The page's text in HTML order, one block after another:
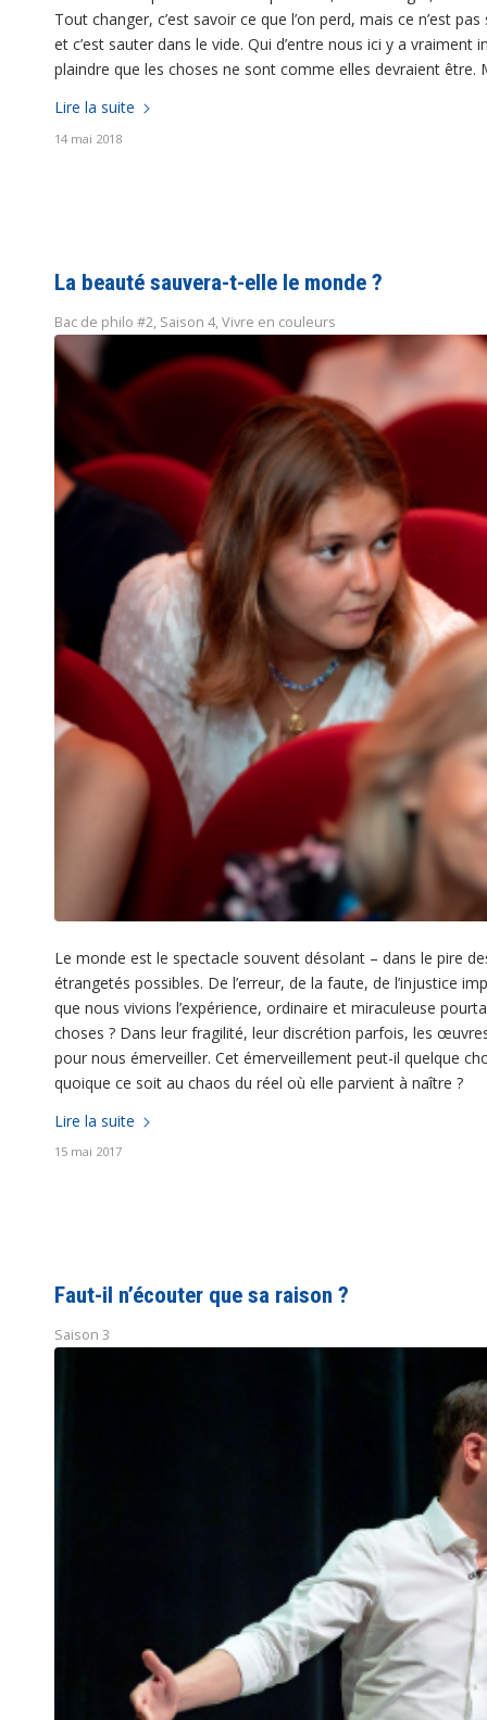
Tout changer, c’est savoir ce que l’on perd, mais ce n’est
et c’est sauter dans le vide. Qui d’entre nous ici y a
plaindre que les choses ne sont comme elles devraient
Lire la suite
14 mai 2018
La beauté sauvera-t-elle le monde ?
Bac de philo #2, Saison 4, Vivre en couleurs
Le monde est le spectacle souvent désolant – dans le pire
étrangetés possibles. De l’erreur, de la faute, de l’injustice
que nous vivions l’expérience, ordinaire et miraculeuse
choses ? Dans leur fragilité, leur discrétion parfois, les
pour nous émerveiller. Cet émerveillement peut-il quelque
quoique ce soit au chaos du réel où elle parvient à naître ?
Lire la suite
15 mai 2017
Faut-il n’écouter que sa raison ?
Saison 3